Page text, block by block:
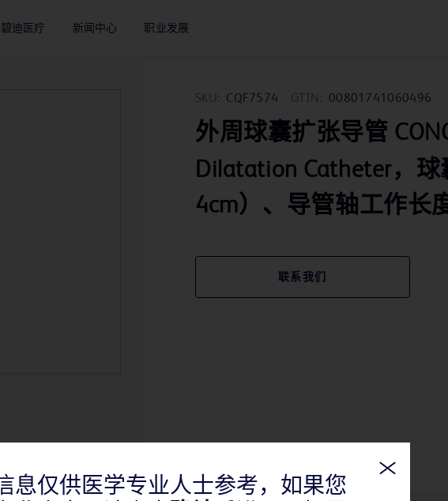
迪医疗 新闻中心 职业发展
SKU: CQF7574 GTIN: 00801741060496
外周球囊扩张导管
Dilatation Catheter，球
4cm）、导管轴工作长
联系我们
息仅供医学专业人士参考，如果您